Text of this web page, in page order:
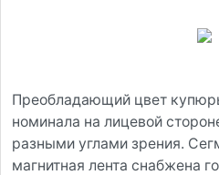
Преобладающий цвет
номинала на лицевой
разными углами зрения.
магнитная лента снабжена